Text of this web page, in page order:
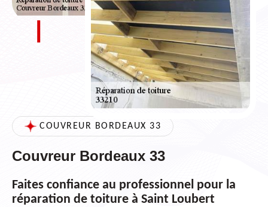
COUVREUR BORDEAUX 33
Couvreur Bordeaux 33
Faites confiance au professionnel pour la
réparation de toiture à Saint Loubert